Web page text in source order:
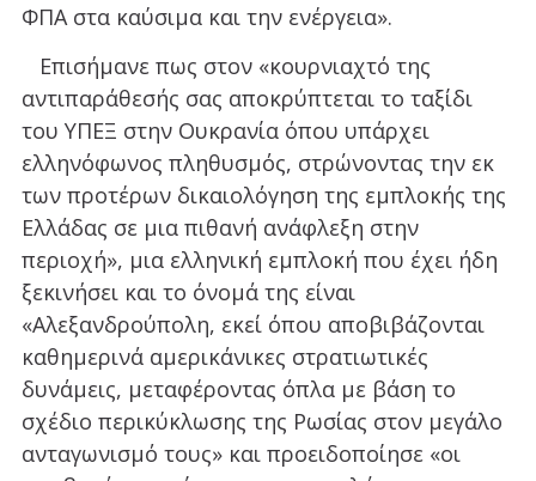
ΦΠΑ στα καύσιμα και την ενέργεια».
Επισήμανε πως στον «κουρνιαχτό της
αντιπαράθεσής σας αποκρύπτεται το ταξίδι
του ΥΠΕΞ στην Ουκρανία όπου υπάρχει
ελληνόφωνος πληθυσμός, στρώνοντας την εκ
των προτέρων δικαιολόγηση της εμπλοκής της
Ελλάδας σε μια πιθανή ανάφλεξη στην
περιοχή», μια ελληνική εμπλοκή που έχει ήδη
ξεκινήσει και το όνομά της είναι
«Αλεξανδρούπολη, εκεί όπου αποβιβάζονται
καθημερινά αμερικάνικες στρατιωτικές
δυνάμεις, μεταφέροντας όπλα με βάση το
σχέδιο περικύκλωσης της Ρωσίας στον μεγάλο
ανταγωνισμό τους» και προειδοποίησε «οι